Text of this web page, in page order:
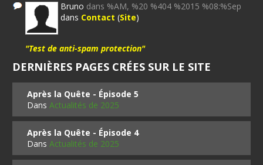
Bruno dans %AM, %20 %404 %2015 %08:%Sep
dans Contact (Site)
"Test de anti-spam protection"
DERNIÈRES PAGES CRÉES SUR LE SITE
Après la Quête - Épisode 5
DansActualités de 2025
Après la Quête - Épisode 4
DansActualités de 2025